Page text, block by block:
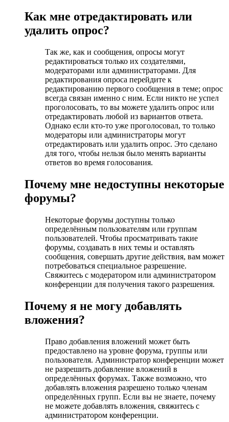
Как мне отредактировать или
удалить опрос?
Так же, как и сообщения, опросы могут
редактироваться только их создателями,
модераторами или администраторами. Для
редактирования опроса перейдите к
редактированию первого сообщения в теме; опрос
всегда связан именно с ним. Если никто не успел
проголосовать, то вы можете удалить опрос или
отредактировать любой из вариантов ответа.
Однако если кто-то уже проголосовал, то только
модераторы или администраторы могут
отредактировать или удалить опрос. Это сделано
для того, чтобы нельзя было менять варианты
ответов во время голосования.
Почему мне недоступны некоторые
форумы?
Некоторые форумы доступны только
определённым пользователям или группам
пользователей. Чтобы просматривать такие
форумы, создавать в них темы и оставлять
сообщения, совершать другие действия, вам может
потребоваться специальное разрешение.
Свяжитесь с модератором или администратором
конференции для получения такого разрешения.
Почему я не могу добавлять
вложения?
Право добавления вложений может быть
предоставлено на уровне форума, группы или
пользователя. Администратор конференции может
не разрешить добавление вложений в
определённых форумах. Также возможно, что
добавлять вложения разрешено только членам
определённых групп. Если вы не знаете, почему
не можете добавлять вложения, свяжитесь с
администратором конференции.